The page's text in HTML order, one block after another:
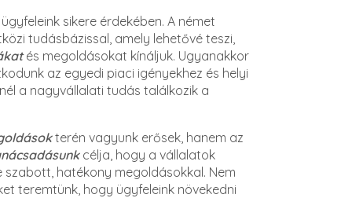
sikere érdekében. A német
tudásbázissal, amely lehetővé teszi,
és megoldásokat kínáljuk. Ugyanakkor
az egyedi piaci igényekhez és helyi
a nagyvállalati tudás találkozik a
terén vagyunk erősek, hanem az
célja, hogy a vállalatok
hatékony megoldásokkal. Nem
teremtünk, hogy ügyfeleink növekedni